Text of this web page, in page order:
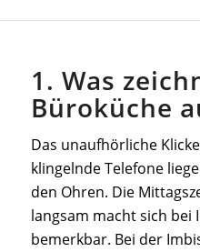
1. Was
Büroküche
Das unaufhörliche
klingelnde Telefone
den Ohren. Die
langsam macht sich bei
bemerkbar. Bei der